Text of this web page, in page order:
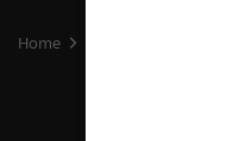
Home